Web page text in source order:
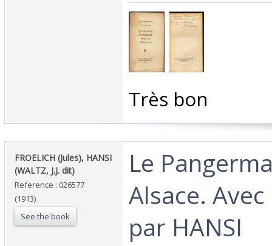
‎Très bon ‎
‎FROELICH (Jules), HANSI
(WALTZ, J.J. dit)‎
Reference : 026577
(1913)
See the book
‎Le
Alsace.
par HANSI‎